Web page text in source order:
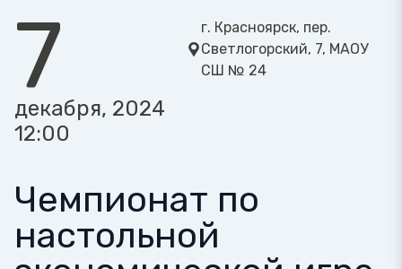
7
декабря, 2024
12:00
г. Красноярск, пер.
Светлогорский, 7, МАОУ
СШ № 24
Чемпионат по
настольной